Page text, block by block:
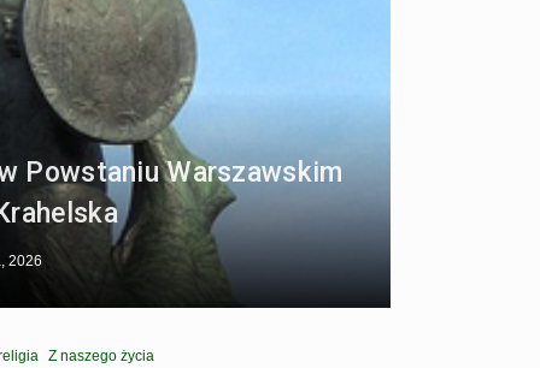
Powstaniu Warszawskim
2026
Z naszego życia